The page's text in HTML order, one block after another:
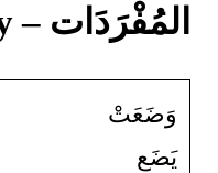
المُفْرَدَات – Vocabulary
وَضَعَتْ
يَضَع